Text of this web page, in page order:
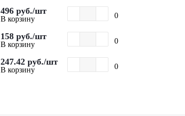
496 руб./шт
В корзину 0
158 руб./шт
В корзину 0
247.42 руб./шт
В корзину 0